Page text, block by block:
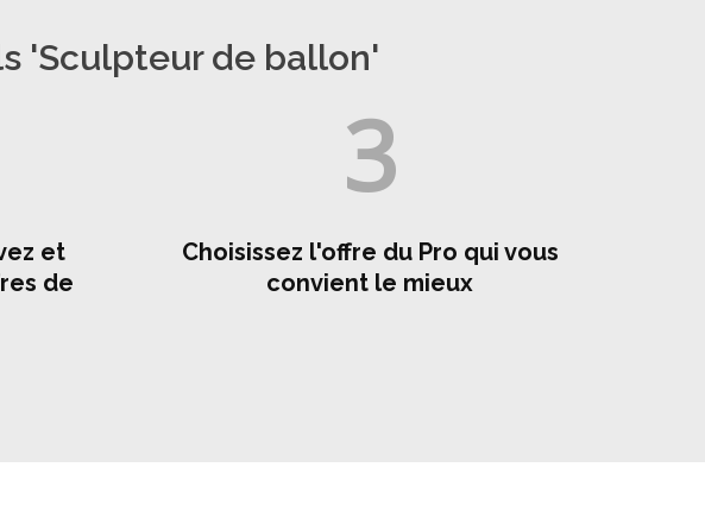
'Sculpteur de ballon'
et
de
3
Choisissez l'offre du Pro qui vous
convient le mieux